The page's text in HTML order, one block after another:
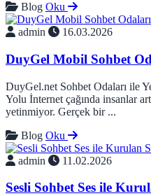
Blog Oku
admin 16.03.2026
DuyGel Mobil Sohbet
DuyGel.net Sohbet Odaları ile
Yolu İnternet çağında insanlar
yetinmiyor. Gerçek bir ...
Blog Oku
admin 11.02.2026
Sesli Sohbet Ses ile